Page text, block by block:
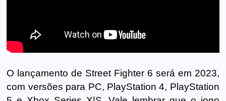
O lançamento de Street Fighter 6 será em 2023,
com versões para PC, PlayStation 4, PlayStation